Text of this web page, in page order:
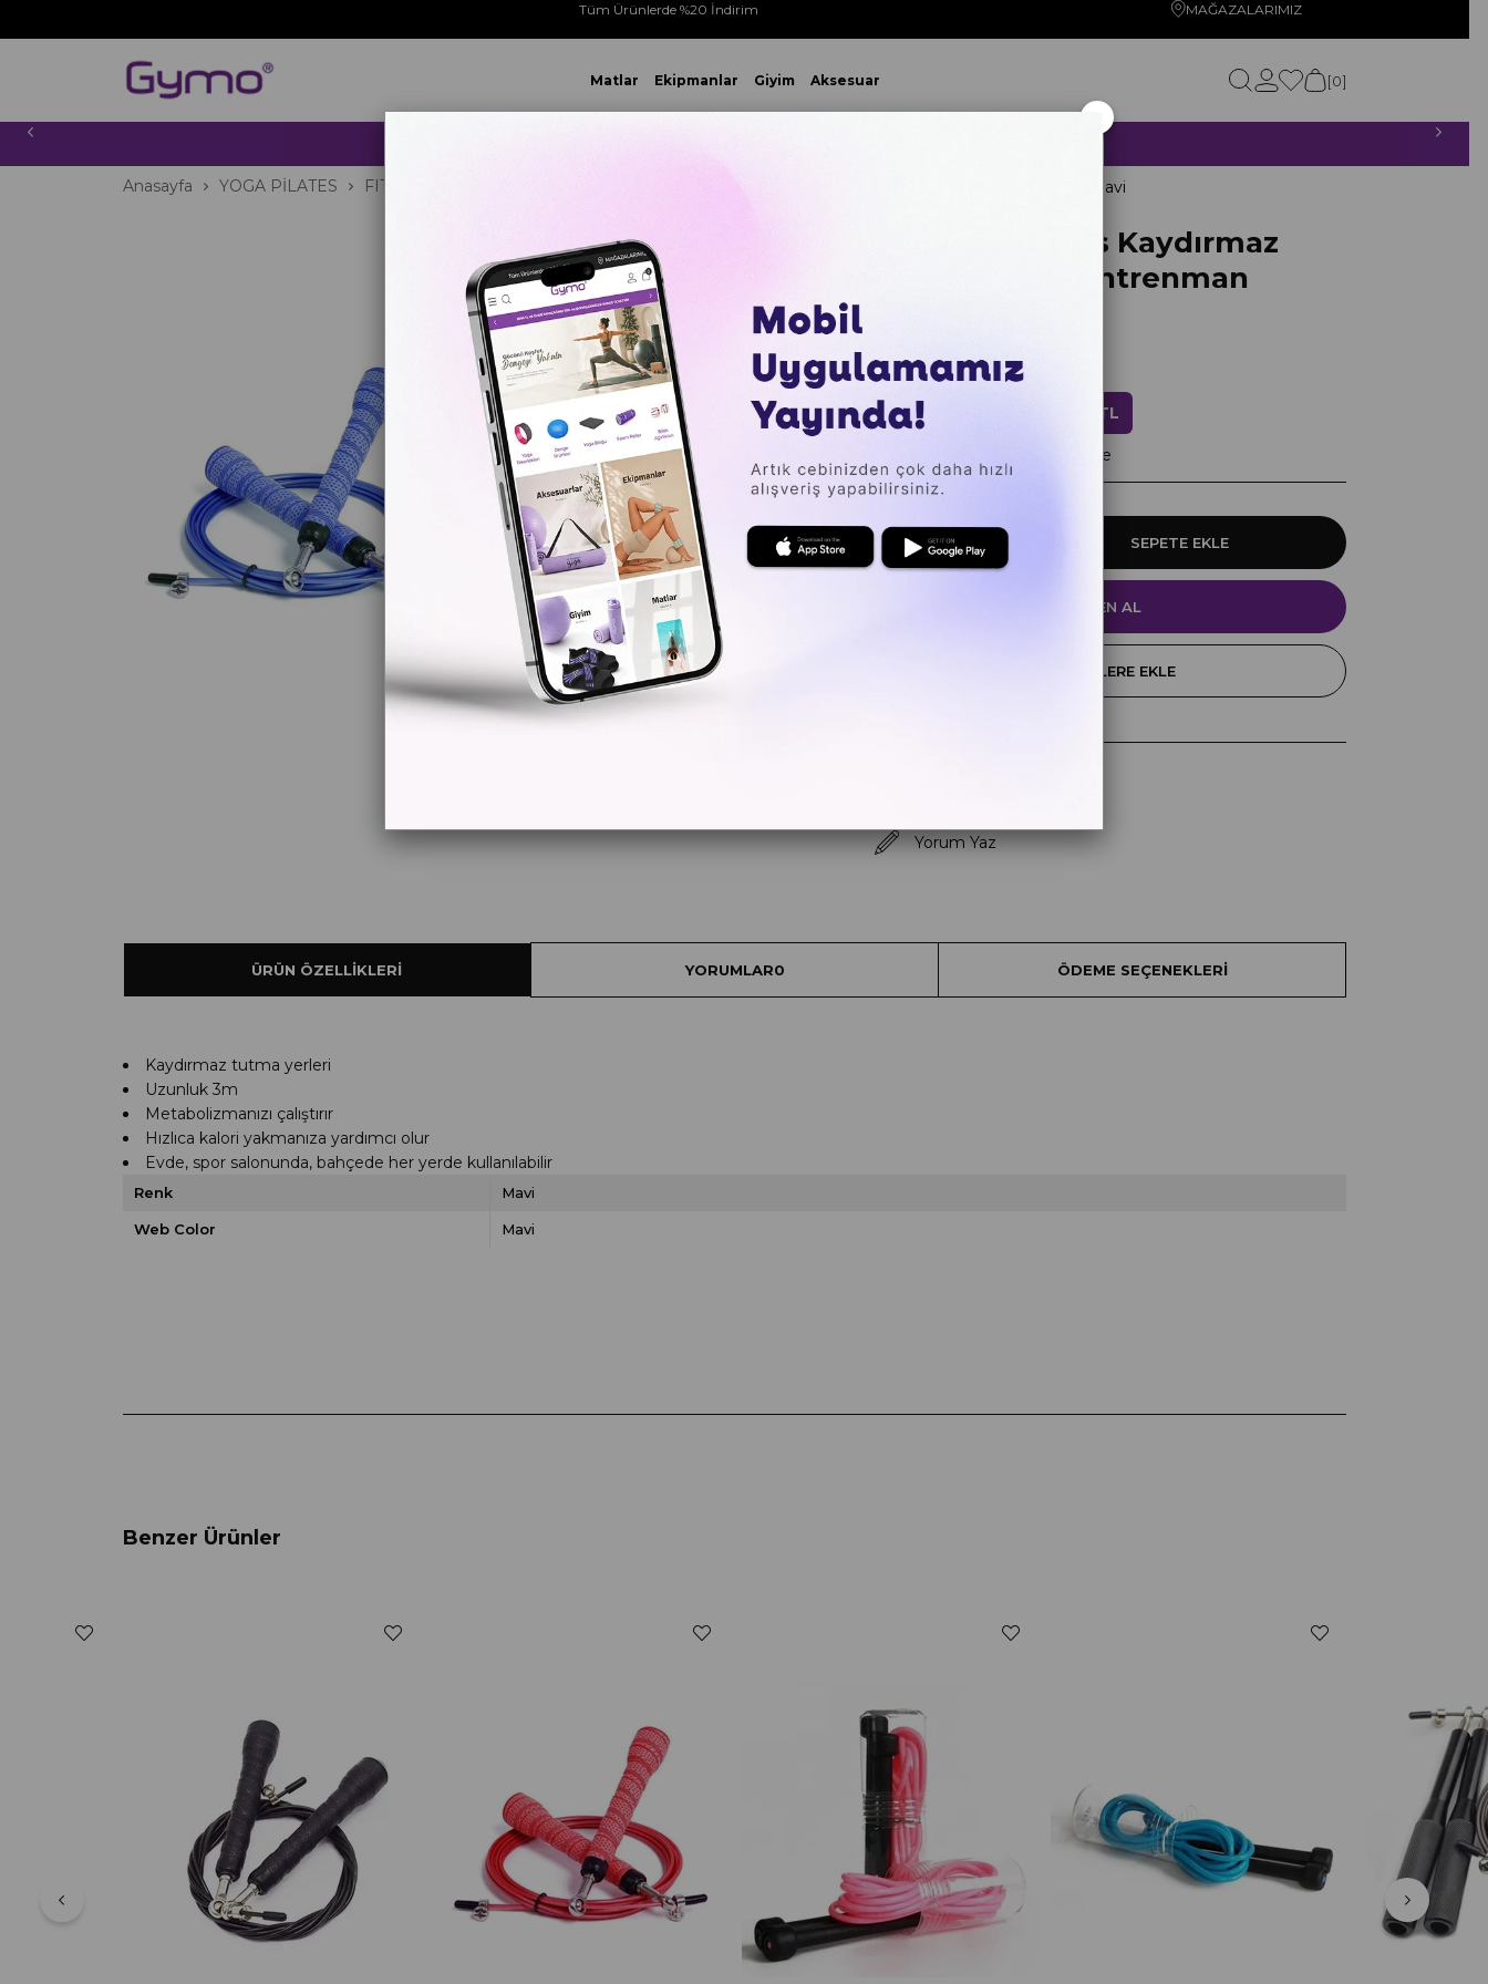
Tüm Ürünlerde %20 İndirim MAĞAZALARIMIZ
Matlar Ekipmanlar Giyim Aksesuar 0
Anasayfa YOGA PİLATES FITNESS Gymo Pro Series Kaydırmaz Saplı Egzersiz Antrenman Atlama İpi Mavi
Gymo Pro Series Kaydırmaz
Saplı Egzersiz Antrenman
Atlama İpi Mavi
₺899,00
Sepette %20 İndirim 719,20 TL
`den başlayan taksitlerle
FAVORILERE EKLE
Yorum Yaz
ÜRÜN ÖZELLIKLERI YORUMLAR0 ÖDEME SEÇENEKLERI
Kaydırmaz tutma yerleri
Uzunluk 3m
Metabolizmanızı çalıştırır
Hızlıca kalori yakmanıza yardımcı olur
Evde, spor salonunda, bahçede her yerde kullanılabilir
Renk Mavi
Web Color Mavi
Benzer Ürünler